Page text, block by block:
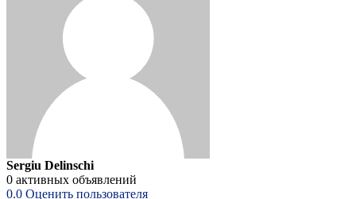
Sergiu Delinschi
0 активных объявлений
0.0 Оценить пользователя